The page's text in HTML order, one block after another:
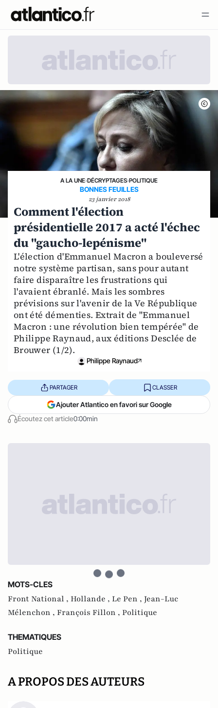
A LA UNE›DÉCRYPTAGES›POLITIQUE
BONNES FEUILLES
23 janvier 2018
Comment l'élection
présidentielle 2017 a acté l'échec
du "gaucho-lepénisme"
L'élection d'Emmanuel Macron a bouleversé
notre système partisan, sans pour autant
faire disparaître les frustrations qui
l'avaient ébranlé. Mais les sombres
prévisions sur l'avenir de la Ve République
ont été démenties. Extrait de "Emmanuel
Macron : une révolution bien tempérée" de
Philippe Raynaud, aux éditions Desclée de
Brouwer (1/2).
Philippe Raynaud
Écoutez cet article0:00min
PARTAGER CLASSER
Ajouter Atlantico en favori sur Google
MOTS-CLES
Front National , Hollande , Le Pen , Jean-Luc
Mélenchon , François Fillon , Politique
THEMATIQUES
Politique
A PROPOS DES AUTEURS